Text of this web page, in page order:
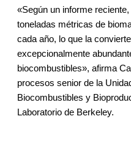
«Según un informe
toneladas métricas de
cada año, lo que la
excepcionalmente
biocombustibles», afirma
procesos senior de la
Biocombustibles y
Laboratorio de Berkeley.